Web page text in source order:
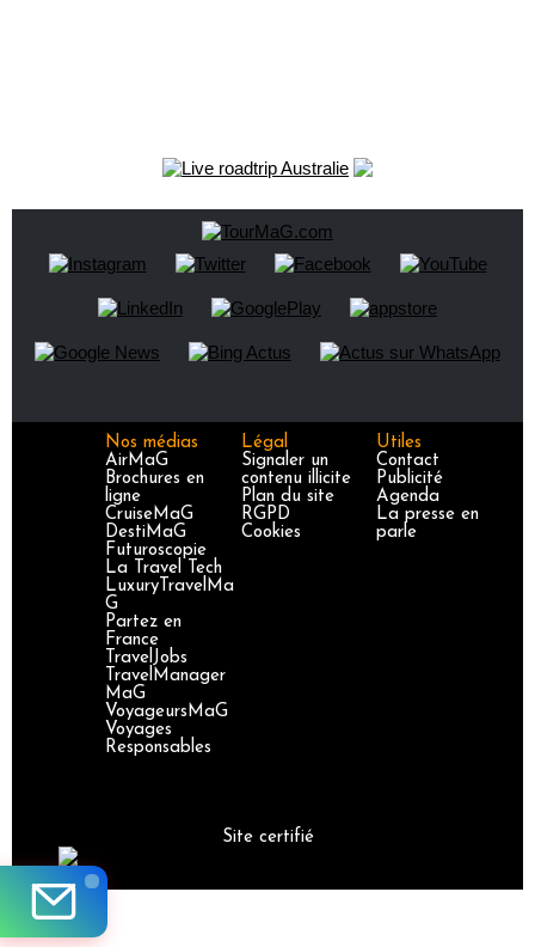
Nos médias
AirMaG
Brochures en
ligne
CruiseMaG
DestiMaG
Futuroscopie
La Travel Tech
LuxuryTravelMa
G
Partez en
France
TravelJobs
TravelManager
MaG
VoyageursMaG
Voyages
Responsables
Légal
Signaler un
contenu illicite
Plan du site
RGPD
Cookies
Utiles
Contact
Publicité
Agenda
La presse en
parle
Site certifié